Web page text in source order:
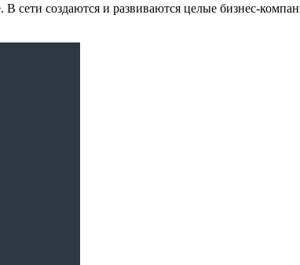
сети создаются и развиваются целые бизнес-